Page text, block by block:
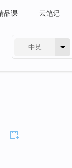
品课 云笔记
中英